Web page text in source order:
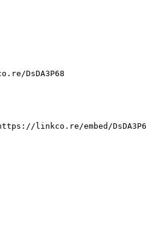
DsDA3P68
linkco.re/embed/